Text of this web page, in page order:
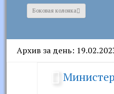
Боковая колонка
Архив за день: